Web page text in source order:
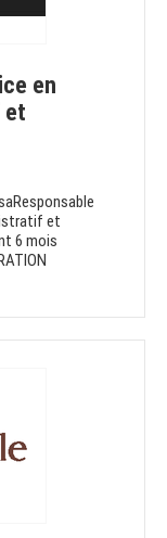
en
et
et
6 mois